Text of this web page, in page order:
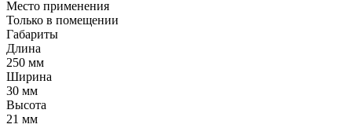
Место применения
Только в помещении
Габариты
Длина
250 мм
Ширина
30 мм
Высота
21 мм